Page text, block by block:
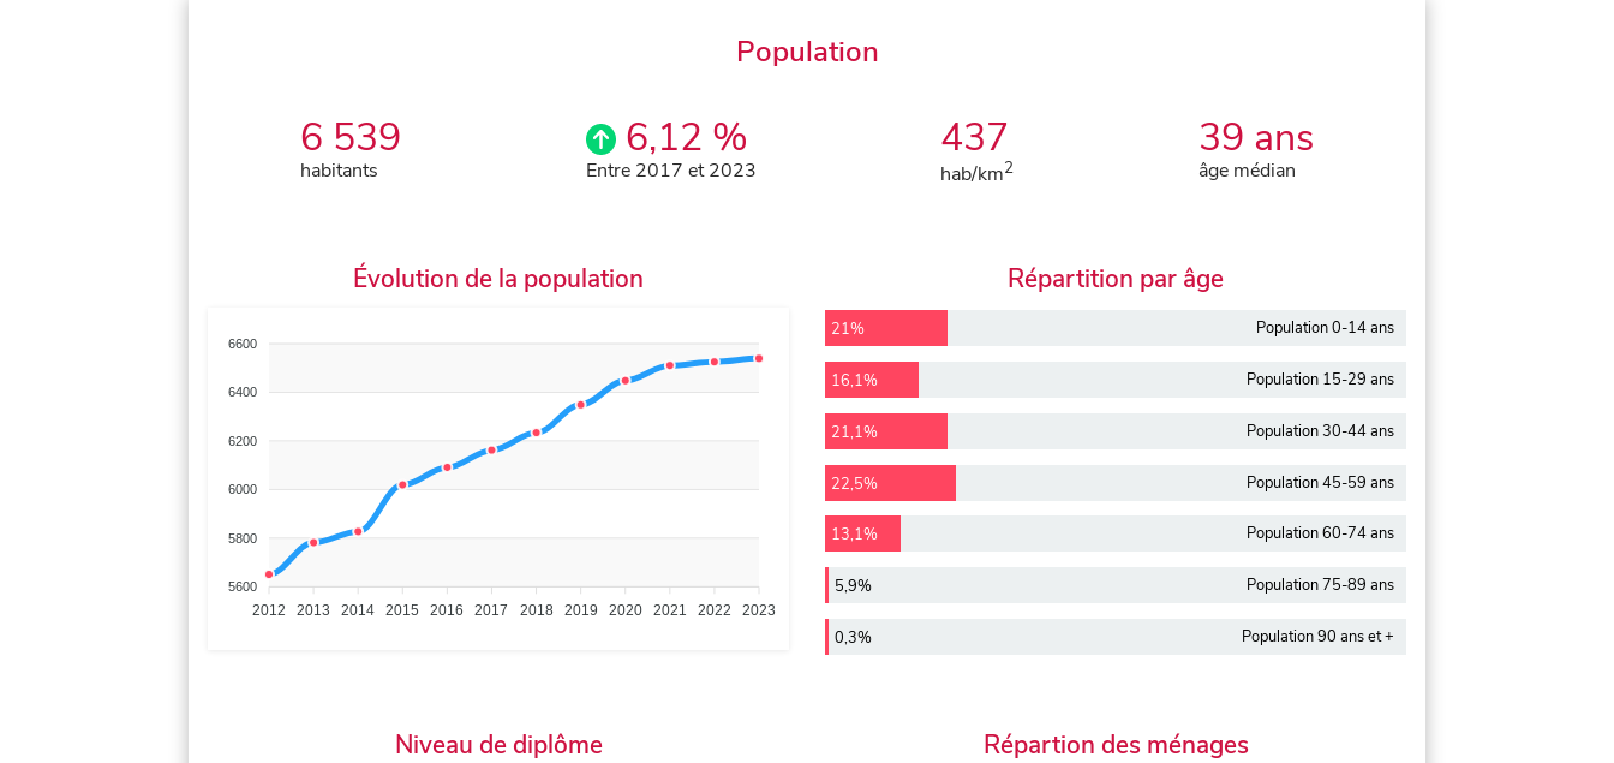
Population
6 539
habitants
6,12 %
Entre 2017 et 2023
437
hab/km2
39 ans
âge médian
Évolution de la population
6600
6400
6200
6000
5800
5600
2012 2013 2014 2015 2016 2017 2018 2019 2020 2021 2022 2023
Répartition par âge
21% Population 0-14 ans
16,1% Population 15-29 ans
21,1% Population 30-44 ans
22,5% Population 45-59 ans
13,1% Population 60-74 ans
5,9% Population 75-89 ans
0,3% Population 90 ans et +
Niveau de diplôme Répartion des ménages